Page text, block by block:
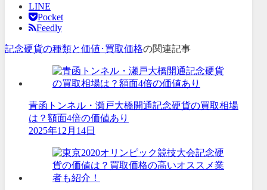
LINE
Pocket
Feedly
記念硬貨の種類と価値･買取価格の関連記事
青函トンネル・瀬戸大橋開通記念硬貨の買取相場
は？額面4倍の価値あり
2025年12月14日